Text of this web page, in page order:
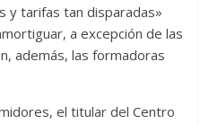
y tarifas tan disparadas»
a excepción de las
además, las formadoras
el titular del Centro